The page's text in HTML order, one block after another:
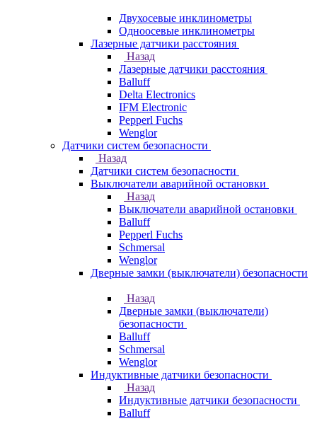
Двухосевые инклинометры
Одноосевые инклинометры
Лазерные датчики расстояния
Назад
Лазерные датчики расстояния
Balluff
Delta Electronics
IFM Electronic
Pepperl Fuchs
Wenglor
Датчики систем безопасности
Назад
Датчики систем безопасности
Выключатели аварийной остановки
Назад
Выключатели аварийной остановки
Balluff
Pepperl Fuchs
Schmersal
Wenglor
Дверные замки (выключатели) безопасности
Назад
Дверные замки (выключатели)
безопасности
Balluff
Schmersal
Wenglor
Индуктивные датчики безопасности
Назад
Индуктивные датчики безопасности
Balluff